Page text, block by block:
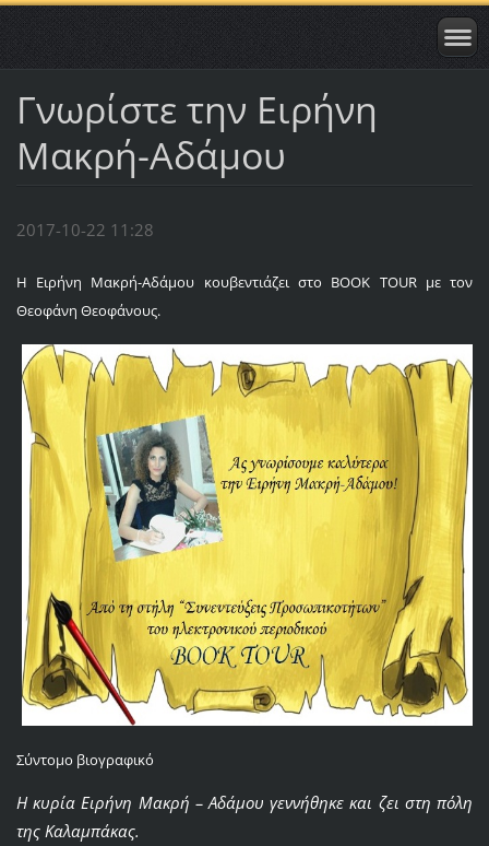
Γνωρίστε την Ειρήνη
Μακρή-Αδάμου
2017-10-22 11:28
Η Ειρήνη Μακρή-Αδάμου κουβεντιάζει στο BOOK TOUR με τον
Θεοφάνη Θεοφάνους.
Σύντομο βιογραφικό
Η κυρία Ειρήνη Μακρή – Αδάμου γεννήθηκε και ζει στη πόλη
της Καλαμπάκας.